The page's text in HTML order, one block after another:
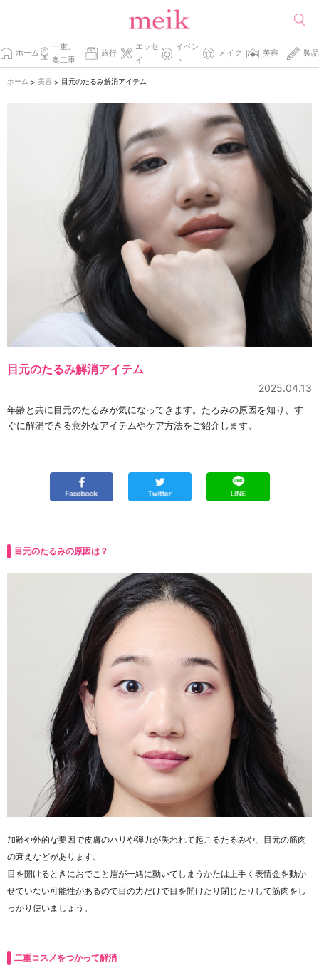
ホーム
一重、
奥二重
旅行
エッセ
イ
イベン
ト
メイク 美容 製品
ホーム > 美容 > 目元のたるみ解消アイテム
目元のたるみ解消アイテム
2025.04.13
年齢と共に目元のたるみが気になってきます。たるみの原因を知り、す
ぐに解消できる意外なアイテムやケア方法をご紹介します。
目元のたるみの原因は？
加齢や外的な要因で皮膚のハリや弾力が失われて起こるたるみや、目元の筋肉
の衰えなどがあります。
目を開けるときにおでこと眉が一緒に動いてしまうかたは上手く表情金を動か
せていない可能性があるので目の力だけで目を開けたり閉じたりして筋肉をし
っかり使いましょう。
二重コスメをつかって解消